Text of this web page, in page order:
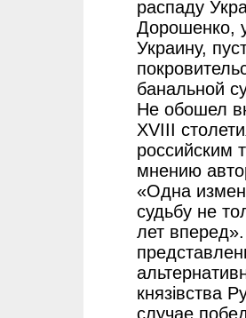
распаду
Дорошенко,
Украину,
банальной
Не обошел
XVIII
российским
мнению
«Одна
судьбу не
лет
князівства
случае